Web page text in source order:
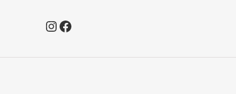
Instagram
Facebook